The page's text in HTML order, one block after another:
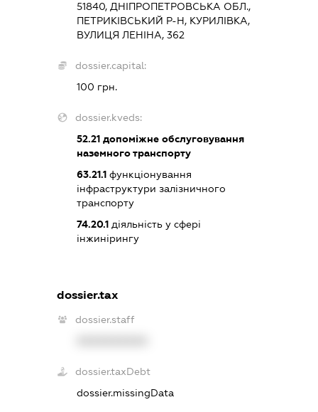
51840, ДНІПРОПЕТРОВСЬКА ОБЛ.,
ПЕТРИКІВСЬКИЙ Р-Н, КУРИЛІВКА,
ВУЛИЦЯ ЛЕНІНА, 362
dossier.capital:
100 грн.
dossier.kveds:
52.21 допоміжне обслуговування
наземного транспорту
63.21.1 функціонування
інфраструктури залізничного
транспорту
74.20.1 діяльність у сфері
інжинірингу
dossier.tax
dossier.staff
dossier.taxDebt
dossier.missingData